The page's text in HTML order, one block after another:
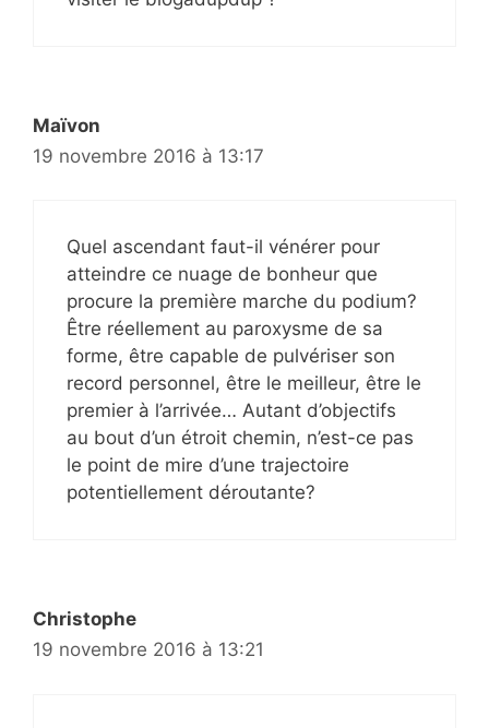
Maïvon
19 novembre 2016 à 13:17
Quel ascendant faut-il vénérer pour
atteindre ce nuage de bonheur que
procure la première marche du podium?
Être réellement au paroxysme de sa
forme, être capable de pulvériser son
record personnel, être le meilleur, être le
premier à l’arrivée… Autant d’objectifs
au bout d’un étroit chemin, n’est-ce pas
le point de mire d’une trajectoire
potentiellement déroutante?
Christophe
19 novembre 2016 à 13:21